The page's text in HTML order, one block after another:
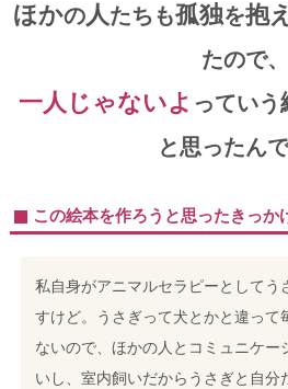
ほかの人たちも孤独を抱
たので、
一人じゃないよ っていう
と思ったんで
この絵本を作ろうと思ったきっか
私自身がアニマルセラピーとしてう
すけど。うさぎって犬とかと違って
ないので、ほかの人とコミュニケー
いし、室内飼いだからうさぎと自分